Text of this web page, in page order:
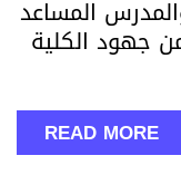
المساعد
جهود الكلية
READ MORE